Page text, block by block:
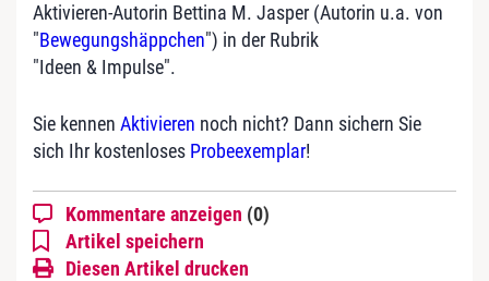
Aktivieren-Autorin Bettina M. Jasper (Autorin u.a. von
"Bewegungshäppchen") in der Rubrik
"Ideen & Impulse".
Sie kennen Aktivieren noch nicht? Dann sichern Sie
sich Ihr kostenloses Probeexemplar!
Kommentare anzeigen (0)
Artikel speichern
Diesen Artikel drucken